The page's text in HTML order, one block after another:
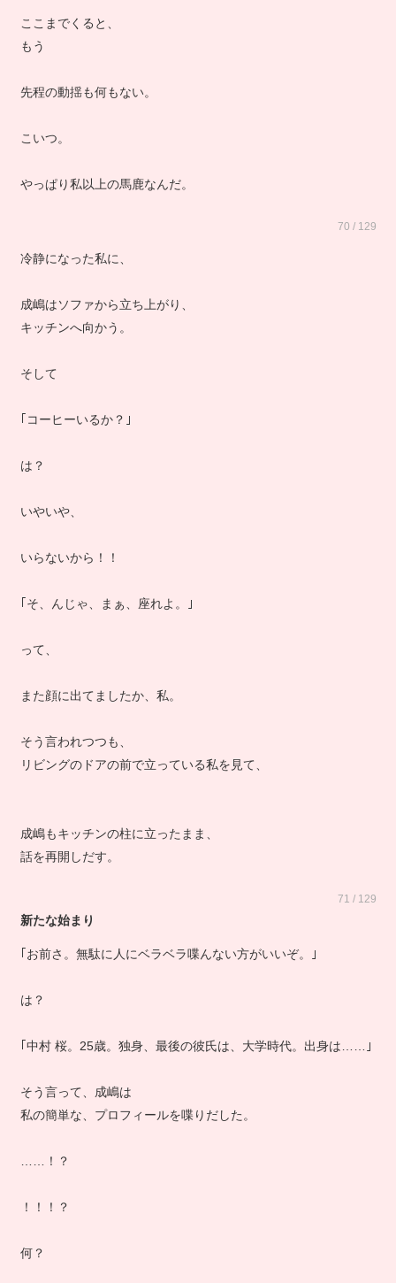
ここまでくると、
もう
先程の動揺も何もない。
こいつ。
やっぱり私以上の馬鹿なんだ。
70 / 129
冷静になった私に、
成嶋はソファから立ち上がり、
キッチンへ向かう。
そして
｢コーヒーいるか？｣
は？
いやいや、
いらないから！！
｢そ、んじゃ、まぁ、座れよ。｣
って、
また顔に出てましたか、私。
そう言われつつも、
リビングのドアの前で立っている私を見て、
成嶋もキッチンの柱に立ったまま、
話を再開しだす。
71 / 129
新たな始まり
｢お前さ。無駄に人にベラベラ喋んない方がいいぞ。｣
は？
｢中村 桜。25歳。独身、最後の彼氏は、大学時代。出身は……｣
そう言って、成嶋は
私の簡単な、プロフィールを喋りだした。
……！？
！！！？
何？